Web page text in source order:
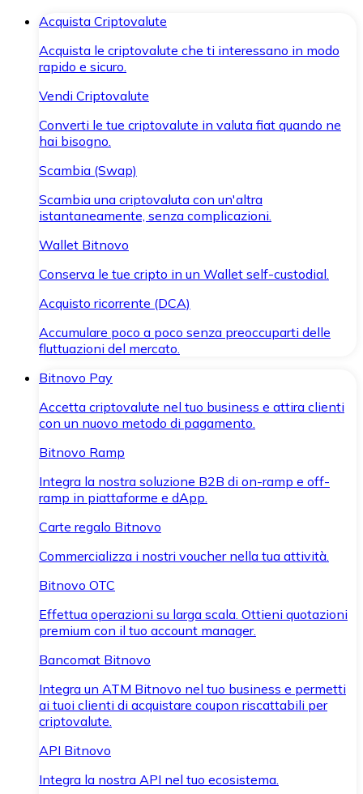
Acquista Criptovalute
Acquista le criptovalute che ti interessano in modo
rapido e sicuro.
Vendi Criptovalute
Converti le tue criptovalute in valuta fiat quando ne
hai bisogno.
Scambia (Swap)
Scambia una criptovaluta con un'altra
istantaneamente, senza complicazioni.
Wallet Bitnovo
Conserva le tue cripto in un Wallet self-custodial.
Acquisto ricorrente (DCA)
Accumulare poco a poco senza preoccuparti delle
fluttuazioni del mercato.
Bitnovo Pay
Accetta criptovalute nel tuo business e attira clienti
con un nuovo metodo di pagamento.
Bitnovo Ramp
Integra la nostra soluzione B2B di on-ramp e off-
ramp in piattaforme e dApp.
Carte regalo Bitnovo
Commercializza i nostri voucher nella tua attività.
Bitnovo OTC
Effettua operazioni su larga scala. Ottieni quotazioni
premium con il tuo account manager.
Bancomat Bitnovo
Integra un ATM Bitnovo nel tuo business e permetti
ai tuoi clienti di acquistare coupon riscattabili per
criptovalute.
API Bitnovo
Integra la nostra API nel tuo ecosistema.